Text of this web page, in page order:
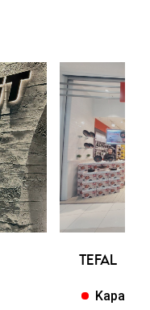
TEFAL
Kapalı